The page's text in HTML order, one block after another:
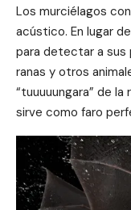
Los murciélagos
acústico. En lugar
para detectar a sus
ranas y otros
“tuuuuungara” de
sirve como faro